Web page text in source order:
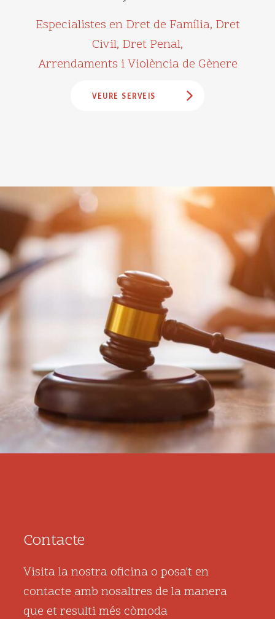
Especialistes en Dret de Família, Dret
Civil, Dret Penal,
Arrendaments i Violència de Gènere
VEURE SERVEIS
Contacte
Visita la nostra oficina o posa't en
contacte amb nosaltres de la manera
que et resulti més còmoda